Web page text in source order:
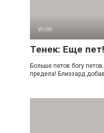
WoW
Тенек: Еще
Больше петов богу
предела! Близзард